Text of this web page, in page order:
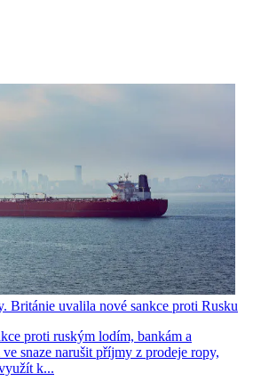
Británie uvalila nové sankce proti Rusku
proti ruským lodím, bankám a
snaze narušit příjmy z prodeje ropy,
k...